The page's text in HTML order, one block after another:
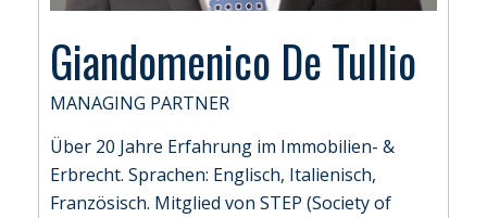
Giandomenico De Tullio
MANAGING PARTNER
Über 20 Jahre Erfahrung im Immobilien- &
Erbrecht. Sprachen: Englisch, Italienisch,
Französisch. Mitglied von STEP (Society of